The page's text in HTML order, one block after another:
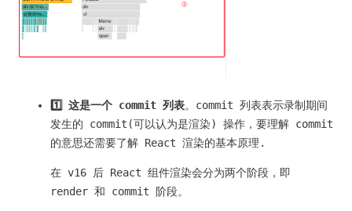
1️⃣ 这是一个 commit 列表。commit 列表表示录制期间
发生的 commit(可以认为是渲染) 操作，要理解 commit
的意思还需要了解 React 渲染的基本原理.
在 v16 后 React 组件渲染会分为两个阶段，即
render 和 commit 阶段。